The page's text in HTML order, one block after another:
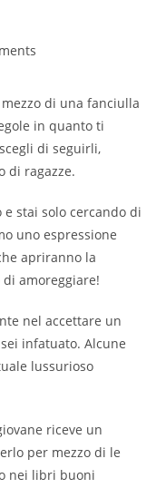
di una fanciulla
in quanto ti
di seguirli,
di ragazze.
stai solo cercando di
uno espressione
apriranno la
amoreggiare!
nel accettare un
infatuato. Alcune
lussurioso
riceve un
per mezzo di le
nei libri buoni